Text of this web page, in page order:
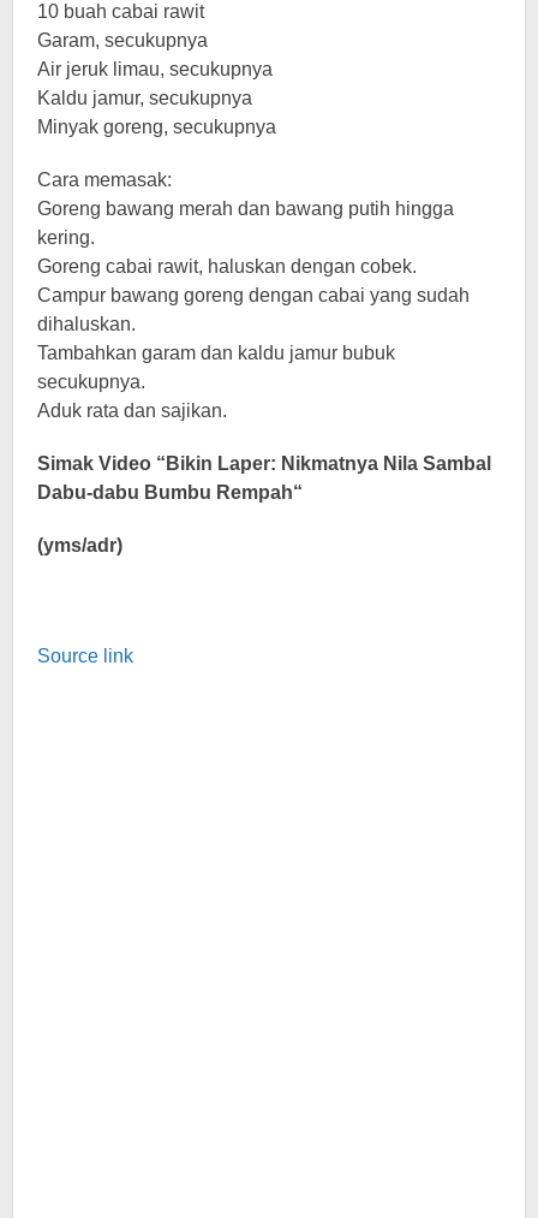
10 buah cabai rawit
Garam, secukupnya
Air jeruk limau, secukupnya
Kaldu jamur, secukupnya
Minyak goreng, secukupnya
Cara memasak:
Goreng bawang merah dan bawang putih hingga
kering.
Goreng cabai rawit, haluskan dengan cobek.
Campur bawang goreng dengan cabai yang sudah
dihaluskan.
Tambahkan garam dan kaldu jamur bubuk
secukupnya.
Aduk rata dan sajikan.
Simak Video “ Bikin Laper: Nikmatnya Nila Sambal
Dabu-dabu Bumbu Rempah“
(yms/adr)
Source link